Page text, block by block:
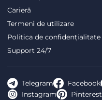
Carieră
Termeni de utilizare
Politica de confidențialitate
Support 24/7
Telegram Facebook
Instagram
Pinterest